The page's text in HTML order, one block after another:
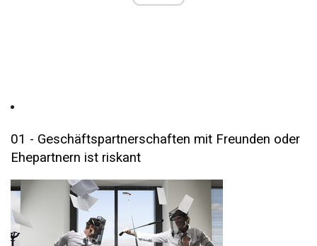
01 - Geschäftspartnerschaften mit Freunden oder
Ehepartnern ist riskant